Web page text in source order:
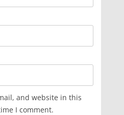
and website in this
I comment.